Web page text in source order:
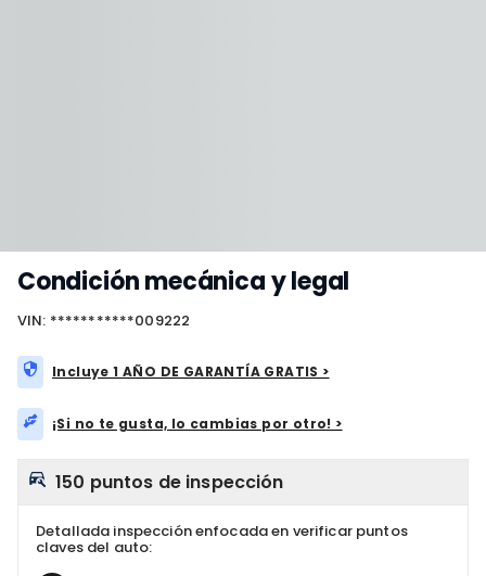
Condición mecánica y legal
VIN: ***********009222
Incluye 1 AÑO DE GARANTÍA GRATIS >
¡Si no te gusta, lo cambias por otro! >
150 puntos de inspección
Detallada inspección enfocada en verificar puntos
claves del auto: